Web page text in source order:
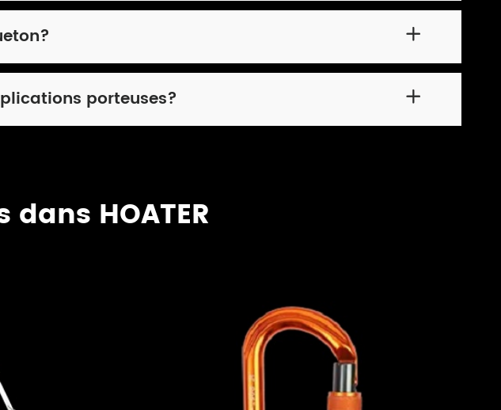

porteuses? 
HOATER